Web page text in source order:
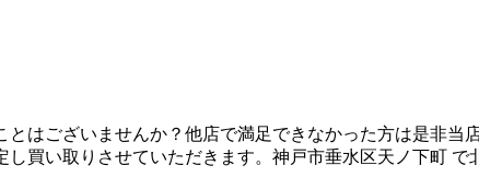
はございませんか？他店で満足できなかった方は是非当
買い取りさせていただきます。神戸市垂水区天ノ下町 で